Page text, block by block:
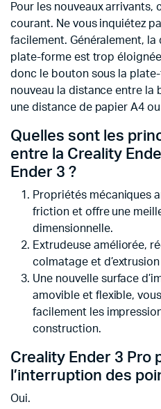
Pour les nouveaux arrivants,
courant. Ne vous inquiétez
facilement. Généralement,
plate-forme est trop
donc le bouton sous la
nouveau la distance entre la
une distance de papier A4
Quelles sont les
entre la Creality
Ender 3 ?
Propriétés mécaniques
friction et offre une
dimensionnelle.
Extrudeuse améliorée,
colmatage et
Une nouvelle surface
amovible et flexible,
facilement les
construction.
Creality Ender 3 Pro
l’interruption des
Oui.